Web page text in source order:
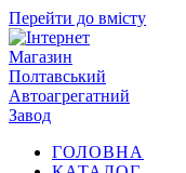
Перейти до вмісту
ГОЛОВНА